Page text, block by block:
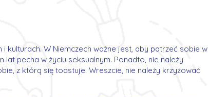
W Niemczech ważne jest, aby patrzeć sobie w
pecha w życiu seksualnym. Ponadto, nie należy
z którą się toastuje. Wreszcie, nie należy krzyżować